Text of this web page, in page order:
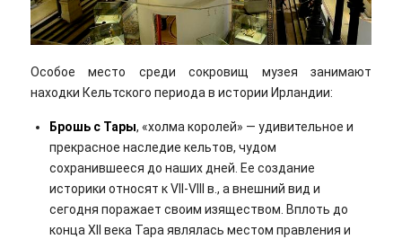
Особое место среди сокровищ музея занимают
находки Кельтского периода в истории Ирландии:
Брошь с Тары, «холма королей» — удивительное и
прекрасное наследие кельтов, чудом
сохранившееся до наших дней. Ее создание
историки относят к VII-VIII в., а внешний вид и
сегодня поражает своим изяществом. Вплоть до
конца XII века Тара являлась местом правления и